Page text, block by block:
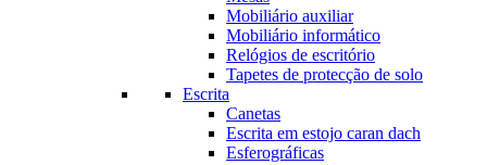
Mobiliário auxiliar
Mobiliário informático
Relógios de escritório
Tapetes de protecção de solo
Escrita
Canetas
Escrita em estojo caran dach
Esferográficas